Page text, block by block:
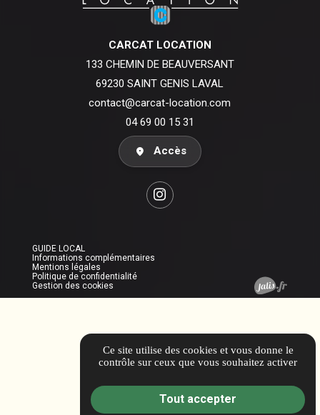
CARCAT LOCATION
133 CHEMIN DE BEAUVERSANT
69230 SAINT GENIS LAVAL
contact@carcat-location.com
04 69 00 15 31
Accès
GUIDE LOCAL
Informations complémentaires
Mentions légales
Politique de confidentialité
Gestion des cookies
Ce site utilise des cookies et vous donne le
contrôle sur ceux que vous souhaitez activer
Tout accepter